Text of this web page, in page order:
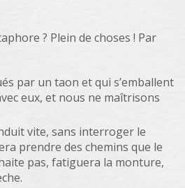
? Plein de choses ! Par
par un taon et qui s’emballent
eux, et nous ne maîtrisons
vite, sans interroger le
prendre des chemins que le
pas, fatiguera la monture,